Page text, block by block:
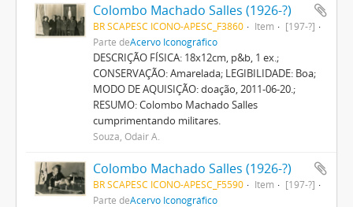
Colombo Machado Salles (1926-?)
BR SCAPESC ICONO-APESC_F3860 Item
[197-?]
Parte deAcervo Iconográfico
DESCRIÇÃO FÍSICA: 18x12cm, p&b, 1 ex.;
CONSERVAÇÃO: Amarelada; LEGIBILIDADE: Boa;
MODO DE AQUISIÇÃO: doação, 2011-06-20.;
RESUMO: Colombo Machado Salles
cumprimentando militares.
Souza, Odair A.
Colombo Machado Salles (1926-?)
BR SCAPESC ICONO-APESC_F5590 Item
[197-?]
Parte deAcervo Iconográfico